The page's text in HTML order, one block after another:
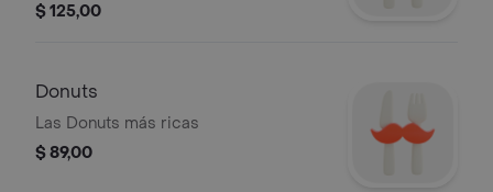
$ 125,00
Donuts
Las Donuts más ricas
$ 89,00